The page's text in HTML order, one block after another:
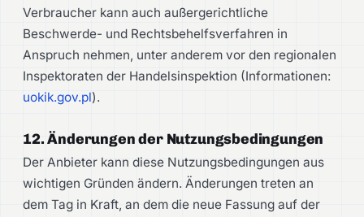
Verbraucher kann auch außergerichtliche
Beschwerde- und Rechtsbehelfsverfahren in
Anspruch nehmen, unter anderem vor den regionalen
Inspektoraten der Handelsinspektion (Informationen:
uokik.gov.pl).
12. Änderungen der Nutzungsbedingungen
Der Anbieter kann diese Nutzungsbedingungen aus
wichtigen Gründen ändern. Änderungen treten an
dem Tag in Kraft, an dem die neue Fassung auf der